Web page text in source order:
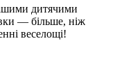
дитячими
— більше, ніж
веселощі!